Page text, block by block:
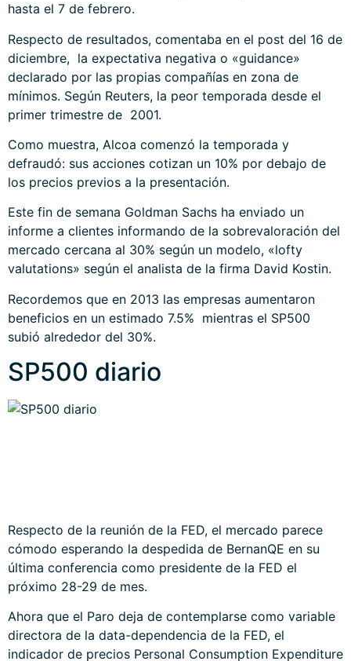
hasta el 7 de febrero.
Respecto de resultados, comentaba en el post del 16 de
diciembre, la expectativa negativa o «guidance»
declarado por las propias compañías en zona de
mínimos. Según Reuters, la peor temporada desde el
primer trimestre de 2001.
Como muestra, Alcoa comenzó la temporada y
defraudó: sus acciones cotizan un 10% por debajo de
los precios previos a la presentación.
Este fin de semana Goldman Sachs ha enviado un
informe a clientes informando de la sobrevaloración del
mercado cercana al 30% según un modelo, «lofty
valutations» según el analista de la firma David Kostin.
Recordemos que en 2013 las empresas aumentaron
beneficios en un estimado 7.5% mientras el SP500
subió alrededor del 30%.
SP500 diario
Respecto de la reunión de la FED, el mercado parece
cómodo esperando la despedida de BernanQE en su
última conferencia como presidente de la FED el
próximo 28-29 de mes.
Ahora que el Paro deja de contemplarse como variable
directora de la data-dependencia de la FED, el
indicador de precios Personal Consumption Expenditure